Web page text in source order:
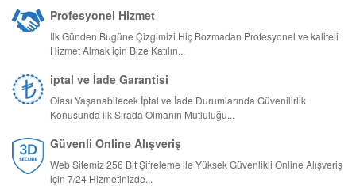
Profesyonel Hizmet
İlk Günden Bugüne Çizgimizi Hiç Bozmadan Profesyonel ve kaliteli
Hizmet Almak için Bize Katılın...
iptal ve İade Garantisi
Olası Yaşanabilecek İptal ve İade Durumlarında Güvenilirlik
Konusunda ilk Sırada Olmanın Mutluluğu...
Güvenli Online Alışveriş
Web Sitemiz 256 Bit Şifreleme ile Yüksek Güvenlikli Online Alışveriş
için 7/24 Hizmetinizde...